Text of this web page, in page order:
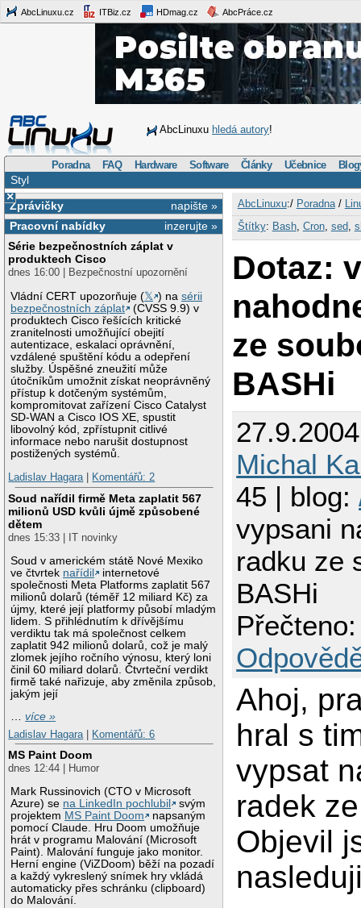
AbcLinuxu.cz ITBiz.cz HDmag.cz AbcPráce.cz
AbcLinuxu hledá autory!
Poradna FAQ Hardware Software Články Učebnice
Styl
×
napište »
Zprávičky
inzerujte »
Pracovní nabídky
Série bezpečnostních záplat v
produktech Cisco
dnes 16:00 | Bezpečnostní upozornění
Vládní CERT upozorňuje (𝕏 ) nasérii
bezpečnostních záplat
(CVSS 9.9) v
produktech Cisco řešících kritické
zranitelnosti umožňující obejití
autentizace, eskalaci oprávnění,
vzdálené spuštění kódu a odepření
služby. Úspěšné zneužití může
útočníkům umožnit získat neoprávněný
přístup k dotčeným systémům,
kompromitovat zařízení Cisco Catalyst
SD-WAN a Cisco IOS XE, spustit
libovolný kód, zpřístupnit citlivé
informace nebo narušit dostupnost
postižených systémů.
Ladislav Hagara| Komentářů: 2
Soud nařídil firmě Meta zaplatit 567
milionů USD kvůli újmě způsobené
dětem
dnes 15:33 | IT novinky
Soud v americkém státě Nové Mexiko
ve čtvrtek nařídil
internetové
společnosti Meta Platforms zaplatit 567
milionů dolarů (téměř 12 miliard Kč) za
újmy, které její platformy působí mladým
lidem. S přihlédnutím k dřívějšímu
verdiktu tak má společnost celkem
zaplatit 942 milionů dolarů, což je malý
zlomek jejího ročního výnosu, který loni
činil 60 miliard dolarů. Čtvrteční verdikt
firmě také nařizuje, aby změnila způsob,
jakým její
…více »
Ladislav Hagara
Komentářů: 6
MS Paint Doom
dnes 12:44 | Humor
Mark Russinovich (CTO v Microsoft
Azure) se na LinkedIn pochlubil
svým
projektem MS Paint Doom
napsaným
pomocí Claude. Hru Doom umožňuje
hrát v programu Malování (Microsoft
Paint). Malování funguje jako monitor.
Herní engine (ViZDoom) běží na pozadí
a každý vykreslený snímek hry vkládá
automaticky přes schránku (clipboard)
do Malování.
AbcLinuxu:/ Poradna/
Štítky: Bash, Cron, sed,
Dotaz:
ze
BASHi
Michal
45 | blog:
vypsani
radku ze
BASHi
Ahoj,
hral s
vypsat
radek
Objevil